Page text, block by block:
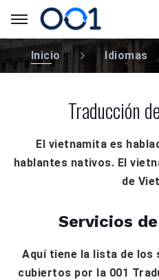
Inicio Idiomas
Traducción
El vietnamita es
hablantes nativos. El
de
Servicios
Aquí tiene la lista de
cubiertos por la 001